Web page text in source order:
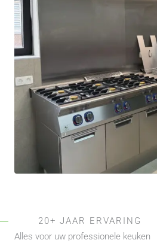
20+ JAAR ERVARING
Alles voor uw professionele keuken